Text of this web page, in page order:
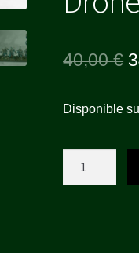
40,00€
Disponible